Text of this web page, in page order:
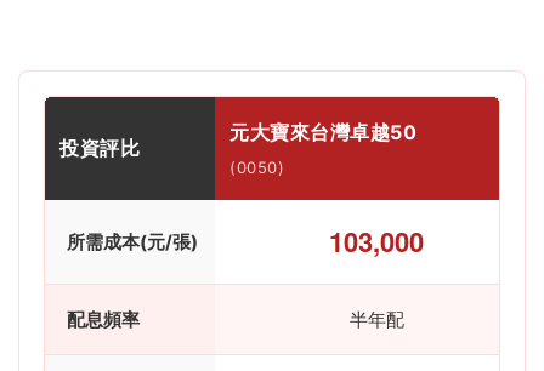
投資評比
元大寶來台灣卓越50
(0050)
所需成本(元/張) 103,000
配息頻率 半年配